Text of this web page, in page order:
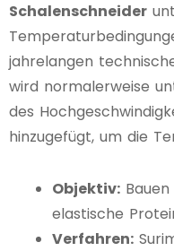
Schalenschneider
jahrelangen
wird normalerweise
des
hinzugefügt, um die
Objektiv:
elastische
Verfahren: